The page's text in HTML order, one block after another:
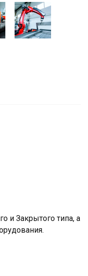
и Закрытого типа, а